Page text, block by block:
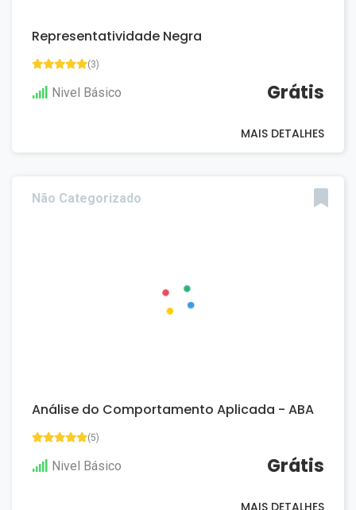
Representatividade Negra
(3)
Nivel Básico Grátis
MAIS DETALHES
Não Categorizado
Análise do Comportamento Aplicada - ABA
(5)
Nivel Básico Grátis
MAIS DETALHES